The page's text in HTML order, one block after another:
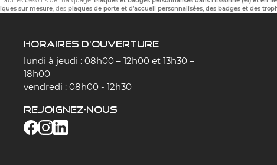
sur mesure , des plaques de porte et d’accueil personnalisées, des badges et des
HORAIRES D'OUVERTURE
lundi à jeudi : 08h00 – 12h00 et 13h30 –
18h00
vendredi : 08h00 - 12h30
REJOIGNEZ-NOUS